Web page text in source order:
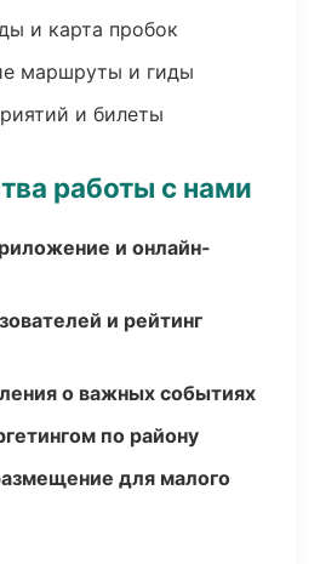
и карта пробок
маршруты и гиды
и билеты
работы с нами
и онлайн-
и рейтинг
о важных событиях
по району
для малого